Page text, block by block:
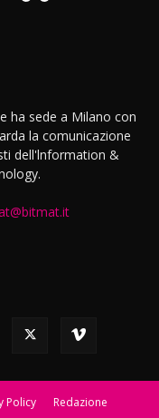
ha sede a Milano con
la comunicazione
dell'lnformation &
Policy Redazione